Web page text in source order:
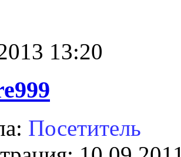
13:20
Посетитель